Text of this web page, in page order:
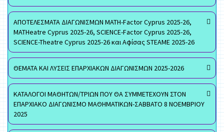
ΑΠΟΤΕΛΕΣΜΑΤΑ ΔΙΑΓΩΝΙΣΜΩΝ MATH-Factor Cyprus 2025-26,
MATHeatre Cyprus 2025-26, SCIENCE-Factor Cyprus 2025-26,
SCIENCE-Theatre Cyprus 2025-26 και Αφίσας STEAME 2025-26
ΘΕΜΑΤΑ ΚΑΙ ΛΥΣΕΙΣ ΕΠΑΡΧΙΑΚΩΝ ΔΙΑΓΩΝΙΣΜΩΝ 2025-2026
ΚΑΤΑΛΟΓΟΙ ΜΑΘΗΤΩΝ/ΤΡΙΩΝ ΠΟΥ ΘΑ ΣΥΜΜΕΤΕΧΟΥΝ ΣΤΟΝ
ΕΠΑΡΧΙΑΚΟ ΔΙΑΓΩΝΙΣΜΟ ΜΑΘΗΜΑΤΙΚΩΝ-ΣΑΒΒΑΤΟ 8 ΝΟΕΜΒΡΙΟΥ
2025